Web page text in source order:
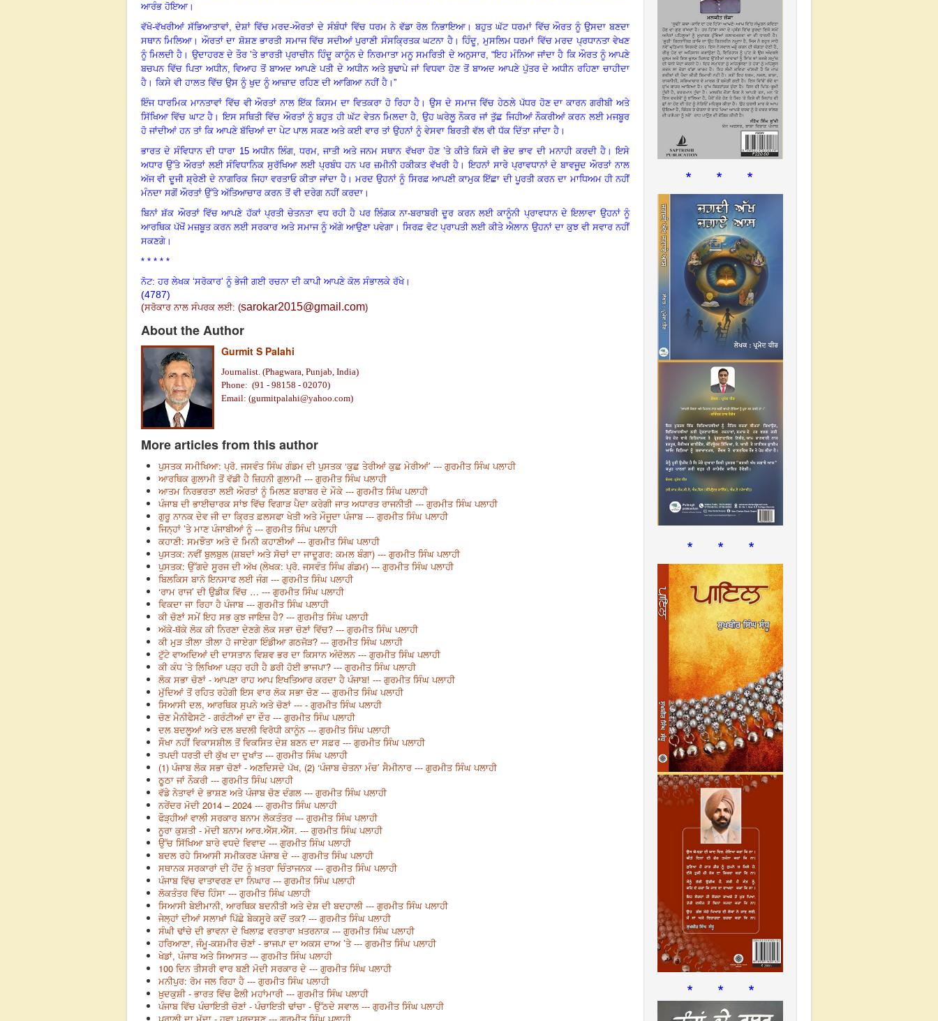
ਆਰੰਭ ਹੋਇਆ।
ਵੱਖੋ-ਵੱਖਰੀਆਂ ਸੱਭਿਆਤਾਵਾਂ, ਦੇਸ਼ਾਂ ਵਿੱਚ ਮਰਦ-ਔਰਤਾਂ ਦੇ ਸੰਬੰਧਾਂ ਵਿੱਚ ਧਰਮ ਨੇ ਵੱਡਾ ਰੋਲ ਨਿਭਾਇਆ।ਬਹੁਤ ਘੱਟ ਧਰਮਾਂ ਵਿੱਚ ਔਰਤ ਨੂੰ ਉਸਦਾ ਬਣਦਾ
ਸਥਾਨ ਮਿਲਿਆ। ਔਰਤਾਂ ਦਾ ਸ਼ੋਸ਼ਣ ਭਾਰਤੀ ਸਮਾਜ ਵਿੱਚ ਸਦੀਆਂ ਪੁਰਾਣੀ ਸੰਸਕ੍ਰਿਤਕ ਘਟਨਾ ਹੈ।ਹਿੰਦੂ ਮੁਸਲਿਮ ਧਰਮਾਂ ਵਿੱਚ ਮਰਦ ਪ੍ਰਧਾਨਤਾ ਵੇਖਣ
ਨੂੰ ਮਿਲਦੀ ਹੈ । ਉਦਾਹਰਣ ਦੇ ਤੌਰ ’ਤੇ ਭਾਰਤੀ ਪ੍ਰਾਚੀਨ ਹਿੰਦੂ ਕਾਨੂੰਨ ਦੇ ਨਿਰਮਾਤਾ ਮਨੂ ਸਮਰਿਤੀ ਦੇ ਅਨੁਸਾਰ, “ਇਹ ਮੰਨਿਆ ਜਾਂਦਾ ਹੈ ਕਿ ਔਰਤ ਨੂੰ ਆਪਣੇ
ਬਚਪਨ ਵਿੱਚ ਪਿਤਾ ਅਧੀਨ,ਵਿਆਹ ਤੋਂ ਬਾਅਦ ਆਪਣੇ ਪਤੀ ਦੇ ਅਧੀਨ ਅਤੇ ਬੁਢਾਪੇ ਜਾਂ ਵਿਧਵਾ ਹੋਣ ਤੋਂ ਬਾਅਦ ਆਪਣੇ ਪੁੱਤਰ ਦੇ ਅਧੀਨ ਰਹਿਣਾ ਚਾਹੀਦਾ
ਹੈ । ਕਿਸੇ ਵੀ ਹਾਲਤ ਵਿੱਚ ਉਸ ਨੂੰ ਖੁਦ ਨੂੰ ਆਜ਼ਾਦ ਰਹਿਣ ਦੀ ਆਗਿਆ ਨਹੀਂ ਹੈ ।”
ਇੰਜ ਧਾਰਮਿਕ ਮਾਨਤਾਵਾਂ ਵਿੱਚ ਵੀ ਔਰਤਾਂ ਨਾਲ ਇੱਕ ਕਿਸਮ ਦਾ ਵਿਤਕਰਾ ਹੋ ਰਿਹਾ ਹੈ ।ਉਸ ਦੇ ਸਮਾਜ ਵਿੱਚ ਹੇਠਲੇ ਪੱਧਰ ਹੋਣ ਦਾ ਕਾਰਨ ਗਰੀਬੀ ਅਤੇ
ਸਿੱਖਿਆ ਵਿੱਚ ਘਾਟ ਹੈ ।ਇਸ ਸਥਿਤੀ ਵਿੱਚ ਔਰਤਾਂ ਨੂੰ ਬਹੁਤ ਹੀ ਘੱਟ ਵੇਤਨ ਮਿਲਦਾ ਹੈ ਉਹ ਘਰੇਲੂ ਨੌਕਰ ਜਾਂ ਤੁੱਛ ਜਿਹੀਆਂ ਨੌਕਰੀਆਂ ਕਰਨ ਲਈ ਮਜਬੂਰ
ਹੋ ਜਾਂਦੀਆਂ ਹਨ ਤਾਂ ਕਿ ਆਪਣੇ ਬੱਚਿਆਂ ਦਾ ਪੇਟ ਪਾਲ ਸਕਣ ਅਤੇ ਕਈ ਵਾਰ ਤਾਂ ਉਹਨਾਂ ਨੂੰ ਵੇਸਵਾ ਬਿਰਤੀ ਵੱਲ ਵੀ ਧੱਕ ਦਿੱਤਾ ਜਾਂਦਾ ਹੈ ।
ਭਾਰਤ ਦੇ ਸੰਵਿਧਾਨ ਦੀ ਧਾਰਾ 15 ਅਧੀਨ ਲਿੰਗ, ਧਰਮ,ਜਾਤੀ ਅਤੇ ਜਨਮ ਸਥਾਨ ਵੱਖਰਾ ਹੋਣ ’ਤੇ ਕੀਤੇ ਕਿਸੇ ਵੀ ਭੇਦ ਭਾਵ ਦੀ ਮਨਾਹੀ ਕਰਦੀ ਹੈ।ਇਸੇ
ਅਧਾਰ ਉੱਤੇ ਔਰਤਾਂ ਲਈ ਸੰਵਿਧਾਨਿਕ ਸੁਰੱਖਿਆ ਲਈ ਪ੍ਰਬੰਧ ਹਨ ਪਰ ਜ਼ਮੀਨੀ ਹਕੀਕਤ ਵੱਖਰੀ ਹੈ । ਇਹਨਾਂ ਸਾਰੇ ਪ੍ਰਾਵਧਾਨਾਂ ਦੇ ਬਾਵਜੂਦ ਔਰਤਾਂ ਨਾਲ
ਅੱਜ ਵੀ ਦੂਜੀ ਸ਼੍ਰੇਣੀ ਦੇ ਨਾਗਰਿਕ ਜਿਹਾ ਵਰਤਾਓ ਕੀਤਾ ਜਾਂਦਾ ਹੈ। ਮਰਦ ਉਹਨਾਂ ਨੂੰ ਸਿਰਫ਼ ਆਪਣੀ ਕਾਮੁਕ ਇੱਛਾ ਦੀ ਪੂਰਤੀ ਕਰਨ ਦਾ ਮਾਧਿਅਮ ਹੀ ਨਹੀਂ
ਮੰਨਦਾ ਸਗੋਂ ਔਰਤਾਂ ਉੱਤੇ ਅੱਤਿਆਚਾਰ ਕਰਨ ਤੋਂ ਵੀ ਦਰੇਗ ਨਹੀਂ ਕਰਦਾ ।
ਬਿਨਾਂ ਸ਼ੱਕ ਔਰਤਾਂ ਵਿੱਚ ਆਪਣੇ ਹੱਕਾਂ ਪ੍ਰਤੀ ਚੇਤਨਤਾ ਵਧ ਰਹੀ ਹੈ ਪਰ ਲਿੰਗਕ ਨਾ-ਬਰਾਬਰੀ ਦੂਰ ਕਰਨ ਲਈ ਕਾਨੂੰਨੀ ਪ੍ਰਾਵਧਾਨ ਦੇ ਇਲਾਵਾ ਉਹਨਾਂ ਨੂੰ
ਆਰਥਿਕ ਪੱਖੋਂ ਮਜ਼ਬੂਤ ਕਰਨ ਲਈ ਸਰਕਾਰ ਅਤੇ ਸਮਾਜ ਨੂੰ ਅੱਗੇ ਆਉਣਾ ਪਵੇਗਾ।ਸਿਰਫ਼ ਵੋਟ ਪ੍ਰਾਪਤੀ ਲਈ ਕੀਤੇ ਐਲਾਨ ਉਹਨਾਂ ਦਾ ਕੁਝ ਵੀ ਸਵਾਰ ਨਹੀਂ
ਸਕਣਗੇ।
* * * * *
ਨੋਟ: ਹਰ ਲੇਖਕ ‘ਸਰੋਕਾਰ’ ਨੂੰ ਭੇਜੀ ਗਈ ਰਚਨਾ ਦੀ ਕਾਪੀ ਆਪਣੇ ਕੋਲ ਸੰਭਾਲਕੇ ਰੱਖੇ।
(4787)
(ਸਰੋਕਾਰ ਨਾਲ ਸੰਪਰਕ ਲਈ: (sarokar2015@gmail.com)
About the Author
Gurmit S Palahi
Journalist. (Phagwara, Punjab, India)
Phone: (91 - 98158 - 02070)
Email: (gurmitpalahi@yahoo.com)
More articles from this author
ਪੁਸਤਕ ਸਮੀਖਿਆ: ਪ੍ਰੋ. ਜਸਵੰਤ ਸਿੰਘ ਗੰਡਮ ਦੀ ਪੁਸਤਕ ‘ਕੁਛ ਤੇਰੀਆਂ ਕੁਛ ਮੇਰੀਆਂ’ --- ਗੁਰਮੀਤ ਸਿੰਘ ਪਲਾਹੀ
ਆਰਥਿਕ ਗੁਲਾਮੀ ਤੋਂ ਵੱਡੀ ਹੈ ਜ਼ਿਹਨੀ ਗੁਲਾਮੀ --- ਗੁਰਮੀਤ ਸਿੰਘ ਪਲਾਹੀ
ਆਤਮ ਨਿਰਭਰਤਾ ਲਈ ਔਰਤਾਂ ਨੂੰ ਮਿਲਣ ਬਰਾਬਰ ਦੇ ਮੌਕੇ --- ਗੁਰਮੀਤ ਸਿੰਘ ਪਲਾਹੀ
ਪੰਜਾਬ ਦੀ ਭਾਈਚਾਰਕ ਸਾਂਝ ਵਿੱਚ ਵਿਗਾੜ ਪੈਦਾ ਕਰੇਗੀ ਜਾਤ ਅਧਾਰਤ ਰਾਜਨੀਤੀ --- ਗੁਰਮੀਤ ਸਿੰਘ ਪਲਾਹੀ
ਗੁਰੂ ਨਾਨਕ ਦੇਵ ਜੀ ਦਾ ਕ੍ਰਿਤ ਫ਼ਲਸਫਾ ਖੇਤੀ ਅਤੇ ਮੌਜੂਦਾ ਪੰਜਾਬ --- ਗੁਰਮੀਤ ਸਿੰਘ ਪਲਾਹੀ
ਜਿਨ੍ਹਾਂ ’ਤੇ ਮਾਣ ਪੰਜਾਬੀਆਂ ਨੂੰ --- ਗੁਰਮੀਤ ਸਿੰਘ ਪਲਾਹੀ
ਕਹਾਣੀ: ਸਮਝੌਤਾ ਅਤੇ ਦੋ ਮਿਨੀ ਕਹਾਣੀਆਂ --- ਗੁਰਮੀਤ ਸਿੰਘ ਪਲਾਹੀ
ਪੁਸਤਕ: ਨਵੀਂ ਬੁਲਬੁਲ (ਸ਼ਬਦਾਂ ਅਤੇ ਸੋਚਾਂ ਦਾ ਜਾਦੂਗਰ: ਕਮਲ ਬੰਗਾ) --- ਗੁਰਮੀਤ ਸਿੰਘ ਪਲਾਹੀ
ਪੁਸਤਕ: ਉੱਗਦੇ ਸੂਰਜ ਦੀ ਅੱਖ (ਲੇਖਕ: ਪ੍ਰੋ. ਜਸਵੰਤ ਸਿੰਘ ਗੰਡਮ) --- ਗੁਰਮੀਤ ਸਿੰਘ ਪਲਾਹੀ
ਬਿਲਕਿਸ ਬਾਨੋ ਇਨਸਾਫ ਲਈ ਜੰਗ --- ਗੁਰਮੀਤ ਸਿੰਘ ਪਲਾਹੀ
‘ਰਾਮ ਰਾਜ’ ਦੀ ਉਡੀਕ ਵਿੱਚ … --- ਗੁਰਮੀਤ ਸਿੰਘ ਪਲਾਹੀ
ਵਿਕਦਾ ਜਾ ਰਿਹਾ ਹੈ ਪੰਜਾਬ --- ਗੁਰਮੀਤ ਸਿੰਘ ਪਲਾਹੀ
ਕੀ ਚੋਣਾਂ ਸਮੇਂ ਇਹ ਸਭ ਕੁਝ ਜਾਇਜ਼ ਹੈ? --- ਗੁਰਮੀਤ ਸਿੰਘ ਪਲਾਹੀ
ਅੱਕੇ-ਥੱਕੇ ਲੋਕ ਕੀ ਨਿਰਣਾ ਦੇਣਗੇ ਲੋਕ ਸਭਾ ਚੋਣਾਂ ਵਿੱਚ? --- ਗੁਰਮੀਤ ਸਿੰਘ ਪਲਾਹੀ
ਕੀ ਮੁੜ ਤੀਲਾ ਤੀਲਾ ਹੋ ਜਾਏਗਾ ਇੰਡੀਆ ਗਠਜੋੜ? --- ਗੁਰਮੀਤ ਸਿੰਘ ਪਲਾਹੀ
ਟੁੱਟੇ ਵਾਅਦਿਆਂ ਦੀ ਦਾਸਤਾਨ ਵਿਸ਼ਵ ਭਰ ਦਾ ਕਿਸਾਨ ਅੰਦੋਲਨ --- ਗੁਰਮੀਤ ਸਿੰਘ ਪਲਾਹੀ
ਕੀ ਕੰਧ ’ਤੇ ਲਿਖਿਆ ਪੜ੍ਹ ਰਹੀ ਹੈ ਡਰੀ ਹੋਈ ਭਾਜਪਾ? --- ਗੁਰਮੀਤ ਸਿੰਘ ਪਲਾਹੀ
ਲੋਕ ਸਭਾ ਚੋਣਾਂ - ਆਪਣਾ ਰਾਹ ਆਪ ਇਖਤਿਆਰ ਕਰਦਾ ਹੈ ਪੰਜਾਬ! --- ਗੁਰਮੀਤ ਸਿੰਘ ਪਲਾਹੀ
ਮੁੱਦਿਆਂ ਤੋਂ ਰਹਿਤ ਰਹੇਗੀ ਇਸ ਵਾਰ ਲੋਕ ਸਭਾ ਚੋਣ --- ਗੁਰਮੀਤ ਸਿੰਘ ਪਲਾਹੀ
ਸਿਆਸੀ ਦਲ, ਆਰਥਿਕ ਸੁਪਨੇ ਅਤੇ ਚੋਣਾਂ --- - ਗੁਰਮੀਤ ਸਿੰਘ ਪਲਾਹੀ
ਚੋਣ ਮੈਨੀਫੈਸਟੋ - ਗਰੰਟੀਆਂ ਦਾ ਦੌਰ --- ਗੁਰਮੀਤ ਸਿੰਘ ਪਲਾਹੀ
ਦਲ ਬਦਲੂਆਂ ਅਤੇ ਦਲ ਬਦਲੀ ਵਿਰੋਧੀ ਕਾਨੂੰਨ --- ਗੁਰਮੀਤ ਸਿੰਘ ਪਲਾਹੀ
ਸੌਖਾ ਨਹੀਂ ਵਿਕਾਸਸ਼ੀਲ ਤੋਂ ਵਿਕਸਿਤ ਦੇਸ਼ ਬਣਨ ਦਾ ਸਫ਼ਰ --- ਗੁਰਮੀਤ ਸਿੰਘ ਪਲਾਹੀ
ਤਪਦੀ ਧਰਤੀ ਦੀ ਕੁੱਖ ਦਾ ਦੁਖਾਂਤ --- ਗੁਰਮੀਤ ਸਿੰਘ ਪਲਾਹੀ
(1) ਪੰਜਾਬ ਲੋਕ ਸਭਾ ਚੋਣਾਂ - ਅਣਦਿਸਦੇ ਪੱਖ, (2) ‘ਪੰਜਾਬ ਚੇਤਨਾ ਮੰਚ’ ਸੈਮੀਨਾਰ --- ਗੁਰਮੀਤ ਸਿੰਘ ਪਲਾਹੀ
ਠੂਠਾ ਜਾਂ ਨੌਕਰੀ --- ਗੁਰਮੀਤ ਸਿੰਘ ਪਲਾਹੀ
ਵੱਡੇ ਨੇਤਾਵਾਂ ਦੇ ਭਾਸ਼ਣ ਅਤੇ ਪੰਜਾਬ ਚੋਣ ਦੰਗਲ --- ਗੁਰਮੀਤ ਸਿੰਘ ਪਲਾਹੀ
ਨਰੇਂਦਰ ਮੋਦੀ 2014 – 2024 --- ਗੁਰਮੀਤ ਸਿੰਘ ਪਲਾਹੀ
ਫੌੜ੍ਹੀਆਂ ਵਾਲੀ ਸਰਕਾਰ ਬਨਾਮ ਲੋਕਤੰਤਰ --- ਗੁਰਮੀਤ ਸਿੰਘ ਪਲਾਹੀ
ਨੂਰਾ ਕੁਸ਼ਤੀ - ਮੋਦੀ ਬਨਾਮ ਆਰ.ਐੱਸ.ਐੱਸ. --- ਗੁਰਮੀਤ ਸਿੰਘ ਪਲਾਹੀ
ਉੱਚ ਸਿੱਖਿਆ ਬਾਰੇ ਵਧਦੇ ਵਿਵਾਦ --- ਗੁਰਮੀਤ ਸਿੰਘ ਪਲਾਹੀ
ਬਦਲ ਰਹੇ ਸਿਆਸੀ ਸਮੀਕਰਣ ਪੰਜਾਬ ਦੇ --- ਗੁਰਮੀਤ ਸਿੰਘ ਪਲਾਹੀ
ਸਥਾਨਕ ਸਰਕਾਰਾਂ ਦੀ ਹੋਂਦ ਨੂੰ ਖ਼ਤਰਾ ਚਿੰਤਾਜਨਕ --- ਗੁਰਮੀਤ ਸਿੰਘ ਪਲਾਹੀ
ਪੰਜਾਬ ਵਿੱਚ ਵਾਤਾਵਰਣ ਦਾ ਨਿਘਾਰ --- ਗੁਰਮੀਤ ਸਿੰਘ ਪਲਾਹੀ
ਲੋਕਤੰਤਰ ਵਿੱਚ ਹਿੰਸਾ --- ਗੁਰਮੀਤ ਸਿੰਘ ਪਲਾਹੀ
ਸਿਆਸੀ ਬੇਈਮਾਨੀ, ਆਰਥਿਕ ਬਦਨੀਤੀ ਅਤੇ ਦੇਸ਼ ਦੀ ਬਦਹਾਲੀ --- ਗੁਰਮੀਤ ਸਿੰਘ ਪਲਾਹੀ
ਜੇਲ੍ਹਾਂ ਦੀਆਂ ਸਲਾਖ਼ਾਂ ਪਿੱਛੇ ਬੇਕਸੂਰੇ ਕਦੋਂ ਤਕ? --- ਗੁਰਮੀਤ ਸਿੰਘ ਪਲਾਹੀ
ਸੰਘੀ ਢਾਂਚੇ ਦੀ ਭਾਵਨਾ ਦੇ ਖਿਲਾਫ਼ ਵਰਤਾਰਾ ਖ਼ਤਰਨਾਕ --- ਗੁਰਮੀਤ ਸਿੰਘ ਪਲਾਹੀ
ਹਰਿਆਣਾ, ਜੰਮੂ-ਕਸ਼ਮੀਰ ਚੋਣਾਂ - ਭਾਜਪਾ ਦਾ ਅਕਸ ਦਾਅ ’ਤੇ --- ਗੁਰਮੀਤ ਸਿੰਘ ਪਲਾਹੀ
ਖੇਡਾਂ, ਪੰਜਾਬ ਅਤੇ ਸਿਆਸਤ --- ਗੁਰਮੀਤ ਸਿੰਘ ਪਲਾਹੀ
100 ਦਿਨ ਤੀਸਰੀ ਵਾਰ ਬਣੀ ਮੋਦੀ ਸਰਕਾਰ ਦੇ --- ਗੁਰਮੀਤ ਸਿੰਘ ਪਲਾਹੀ
ਮਨੀਪੁਰ: ਰੋਮ ਜਲ ਰਿਹਾ ਹੈ --- ਗੁਰਮੀਤ ਸਿੰਘ ਪਲਾਹੀ
ਖ਼ੁਦਕੁਸ਼ੀ - ਭਾਰਤ ਵਿੱਚ ਫੈਲੀ ਮਹਾਂਮਾਰੀ --- ਗੁਰਮੀਤ ਸਿੰਘ ਪਲਾਹੀ
ਪੰਜਾਬ ਵਿੱਚ ਪੰਚਾਇਤੀ ਚੋਣਾਂ - ਪੰਚਾਇਤੀ ਢਾਂਚਾ - ਉੱਠਦੇ ਸਵਾਲ --- ਗੁਰਮੀਤ ਸਿੰਘ ਪਲਾਹੀ
* * *
* * *
* * *